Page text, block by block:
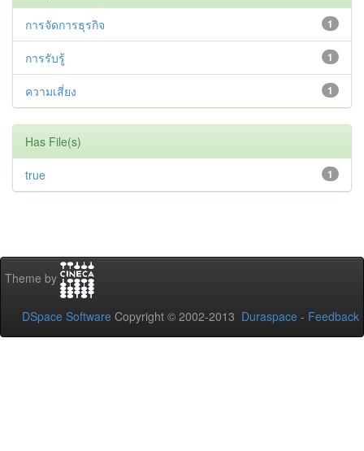
1
การจัดการธุรกิจ
1
การรับรู้
1
ความเสี่ยง
Has File(s)
1
true
Theme by
DSpace Software Copyright © 2002-2013 Duraspace - Feedback